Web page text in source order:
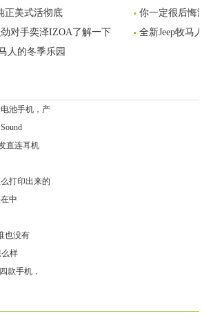
正美式活彻底
你一定很后悔
对手奕泽IZOA了解一下
全新Jeep牧马
人的冬季乐园
池手机，产
直连耳机
打印出来的
中
也没有
么样
款手机，